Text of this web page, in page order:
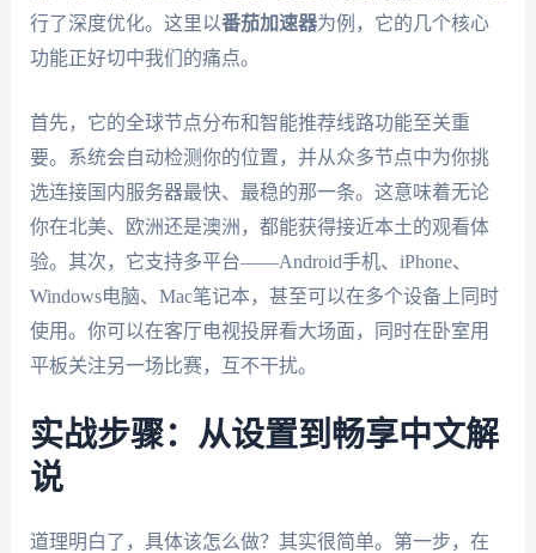
行了深度优化。这里以番茄加速器为例，它的几个核心
功能正好切中我们的痛点。
首先，它的全球节点分布和智能推荐线路功能至关重
要。系统会自动检测你的位置，并从众多节点中为你挑
选连接国内服务器最快、最稳的那一条。这意味着无论
你在北美、欧洲还是澳洲，都能获得接近本土的观看体
验。其次，它支持多平台——Android手机、iPhone、
Windows电脑、Mac笔记本，甚至可以在多个设备上同时
使用。你可以在客厅电视投屏看大场面，同时在卧室用
平板关注另一场比赛，互不干扰。
实战步骤：从设置到畅享中文解
说
道理明白了，具体该怎么做？其实很简单。第一步，在